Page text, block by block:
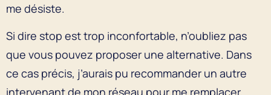
me désiste.
Si dire stop est trop inconfortable, n’oubliez pas
que vous pouvez proposer une alternative. Dans
ce cas précis, j’aurais pu recommander un autre
intervenant de mon réseau pour me remplacer.